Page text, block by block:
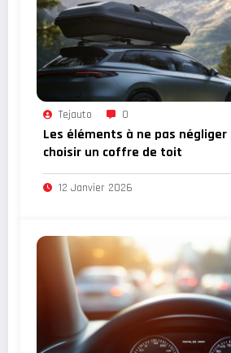
Tejauto 0
Les éléments à ne pas négliger
choisir un coffre de toit
12 Janvier 2026